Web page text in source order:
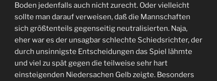
Boden jedenfalls auch nicht zurecht. Oder vielleicht
sollte man darauf verweisen, daß die Mannschaften
sich größtenteils gegenseitig neutralisierten. Naja,
eher war es der unsagbar schlechte Schiedsrichter, der
durch unsinnigste Entscheidungen das Spiel lähmte
und viel zu spät gegen die teilweise sehr hart
einsteigenden Niedersachen Gelb zeigte. Besonders